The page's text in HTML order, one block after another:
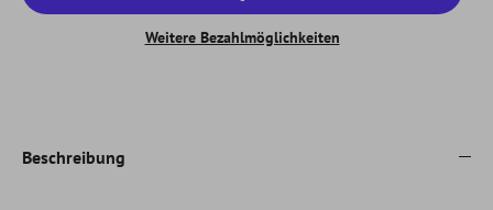
Weitere Bezahlmöglichkeiten
Beschreibung